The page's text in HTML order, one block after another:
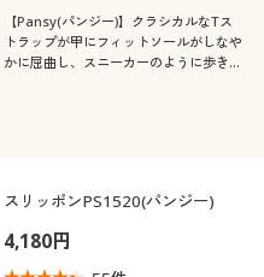
【Pansy(パンジー)】クラシカルなTス
トラップが甲にフィットソールがしなや
かに屈曲し、スニーカーのように歩きや
スリッポンPS1520(パンジー)
4,180円